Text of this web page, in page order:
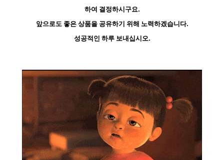
하여 결정하시구요.
앞으로도 좋은 상품을 공유하기 위해 노력하겠습니다.
성공적인 하루 보내십시오.